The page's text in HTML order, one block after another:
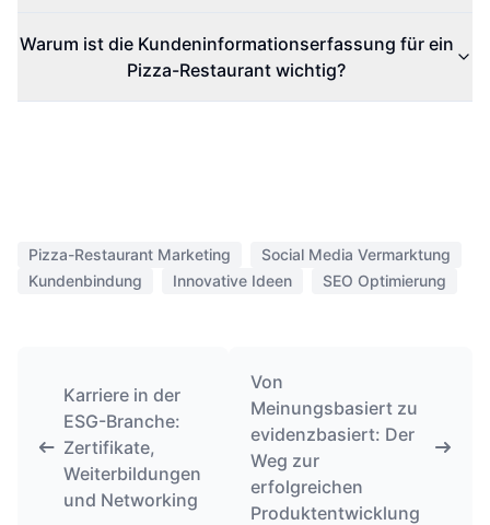
Warum ist die Kundeninformationserfassung für ein
Pizza-Restaurant wichtig?
Pizza-Restaurant Marketing
Social Media Vermarktung
Kundenbindung
Innovative Ideen SEO Optimierung
Karriere in der
ESG-Branche:
Zertifikate,
Weiterbildungen
und Networking
Von
Meinungsbasiert zu
evidenzbasiert: Der
Weg zur
erfolgreichen
Produktentwicklung